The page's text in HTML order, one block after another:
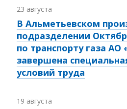
23 августа
В Альметьевском
подразделении
по транспорту газа АО
завершена
условий труда
19 августа